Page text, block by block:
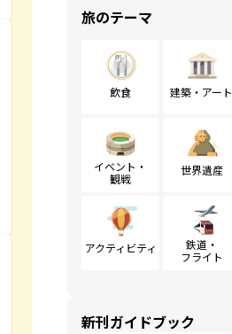
旅のテーマ
飲食 建築・アート
イベント・
観戦
世界遺産
アクティビティ
鉄道・
フライト
新刊ガイドブック